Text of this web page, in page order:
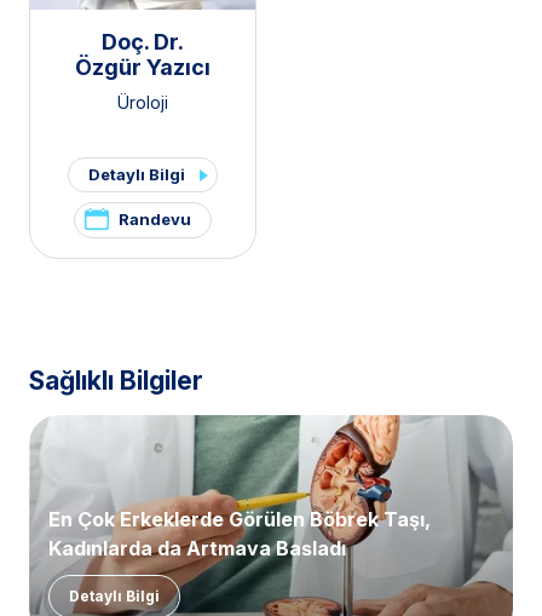
Doç. Dr.
Özgür Yazıcı
Üroloji
Detaylı Bilgi
Randevu
Sağlıklı Bilgiler
En Çok Erkeklerde Görülen Böbrek Taşı,
Kadınlarda da Artmaya Başladı
Detaylı Bilgi